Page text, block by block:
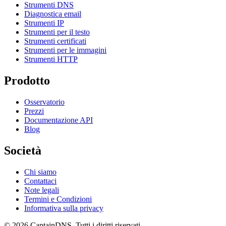
Strumenti DNS
Diagnostica email
Strumenti IP
Strumenti per il testo
Strumenti certificati
Strumenti per le immagini
Strumenti HTTP
Prodotto
Osservatorio
Prezzi
Documentazione API
Blog
Società
Chi siamo
Contattaci
Note legali
Termini e Condizioni
Informativa sulla privacy